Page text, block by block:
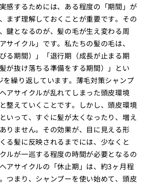
感するためには、ある程度の「期間」が
まず理解しておくことが重要です。その
鍵となるのが、髪の毛が生え変わる周
サイクル」です。私たちの髪の毛は、
る期間）」「退行期（成長が止まる期
が抜け落ちる準備をする期間）」とい
を繰り返しています。薄毛対策シャンプ
アサイクルが乱れてしまった頭皮環境
整えていくことです。しかし、頭皮環境
いって、すぐに髪が太くなったり、増え
りません。その効果が、目に見える形
る髪に反映されるまでには、少なくと
ルが一巡する程度の時間が必要となるの
アサイクルの「休止期」は、約3ヶ月程
つまり、シャンプーを使い始めて、頭皮